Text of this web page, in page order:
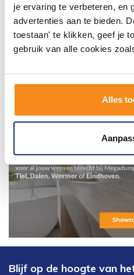
je ervaring te verbeteren, en
advertenties aan te bieden.
toestaan' te klikken, geef je
gebruik van alle cookies
Alles
Blijf op de hoogte van